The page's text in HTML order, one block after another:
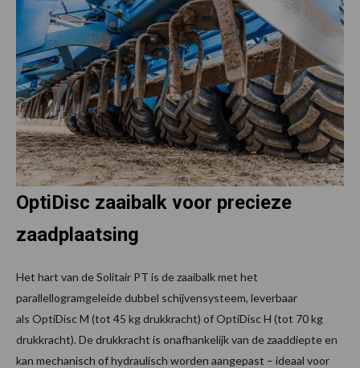
OptiDisc zaaibalk voor precieze
zaadplaatsing
Het hart van de Solitair PT is de zaaibalk met het
parallellogramgeleide dubbel schijvensysteem, leverbaar
als OptiDisc M (tot 45 kg drukkracht) of OptiDisc H (tot 70 kg
drukkracht). De drukkracht is onafhankelijk van de zaaddiepte en
kan mechanisch of hydraulisch worden aangepast – ideaal voor